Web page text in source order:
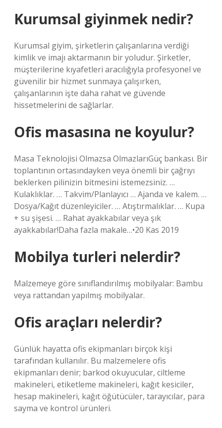
Kurumsal giyinmek nedir?
Kurumsal giyim, şirketlerin çalışanlarına verdiği
kimlik ve imajı aktarmanın bir yoludur. Şirketler,
müşterilerine kıyafetleri aracılığıyla profesyonel ve
güvenilir bir hizmet sunmaya çalışırken,
çalışanlarının işte daha rahat ve güvende
hissetmelerini de sağlarlar.
Ofis masasına ne koyulur?
Masa Teknolojisi Olmazsa OlmazlarıGüç bankası. Bir
toplantının ortasındayken veya önemli bir çağrıyı
beklerken pilinizin bitmesini istemezsiniz. …
Kulaklıklar. … Takvim/Planlayıcı … Ajanda ve kalem. …
Dosya/Kağıt düzenleyiciler. … Atıştırmalıklar. … Kupa
+ su şişesi. … Rahat ayakkabılar veya şık
ayakkabılar!Daha fazla makale…•20 Kas 2019
Mobilya turleri nelerdir?
Malzemeye göre sınıflandırılmış mobilyalar: Bambu
veya rattandan yapılmış mobilyalar.
Ofis araçları nelerdir?
Günlük hayatta ofis ekipmanları birçok kişi
tarafından kullanılır. Bu malzemelere ofis
ekipmanları denir; barkod okuyucular, ciltleme
makineleri, etiketleme makineleri, kağıt kesiciler,
hesap makineleri, kağıt öğütücüler, tarayıcılar, para
sayma ve kontrol ürünleri.